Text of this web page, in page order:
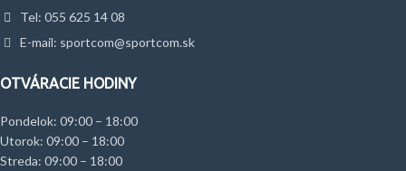
Tel: 055 625 14 08
E-mail: sportcom@sportcom.sk
OTVÁRACIE HODINY
Pondelok: 09:00 – 18:00
Utorok: 09:00 – 18:00
Streda: 09:00 – 18:00